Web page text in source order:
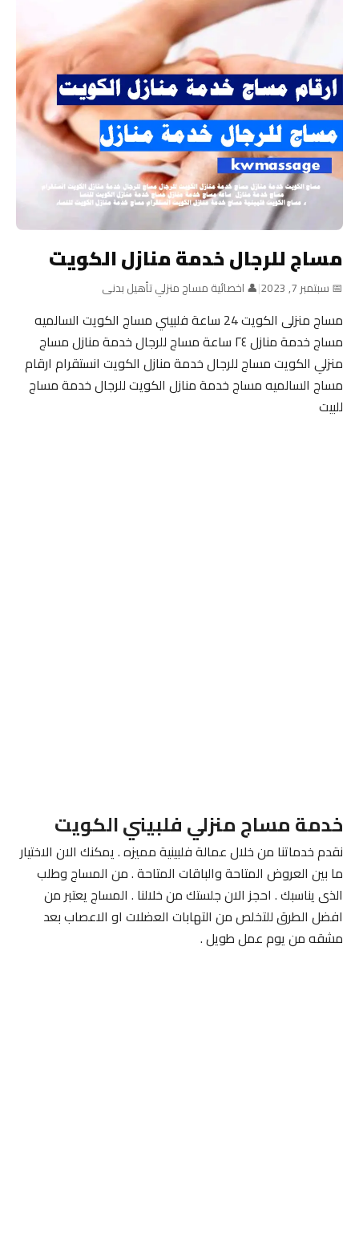
مساج للرجال خدمة منازل الكويت
📅 سبتمبر 7, 2023 |👤 اخصائية مساج منزلي تأهيل بدنى
مساج منزلى الكويت 24 ساعة فلبيني مساج الكويت السالميه
مساج خدمة منازل ٢٤ ساعة مساج للرجال خدمة منازل مساج
منزلي الكويت مساج للرجال خدمة منازل الكويت انستقرام ارقام
مساج السالميه مساج خدمة منازل الكويت للرجال خدمة مساج
للبيت
خدمة مساج منزلي فلبيني الكويت
نقدم خدماتنا من خلال عمالة فلبينية مميزه . يمكنك الان الاختيار
ما بين العروض المتاحة والباقات المتاحة . من المساج وطلب
الذى يناسبك . احجز الان جلستك من خلالنا . المساج يعتبر من
افضل الطرق للتخلص من التهابات العضلات او الاعصاب بعد
مشقه من يوم عمل طويل .